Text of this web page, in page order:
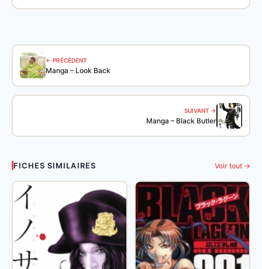
← PRÉCÉDENT
Manga – Look Back
SUIVANT →
Manga – Black Butler
FICHES SIMILAIRES Voir tout →